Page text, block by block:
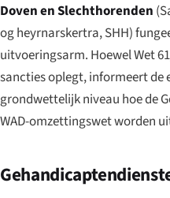
Doven en Slechthorenden (
og heyrnarskertra, SHH)
uitvoeringsarm. Hoewel Wet
sancties oplegt, informeert de
grondwettelijk niveau hoe de
WAD-omzettingswet worden